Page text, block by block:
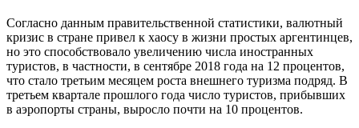
Согласно данным правительственной статистики, валютный
кризис в стране привел к хаосу в жизни простых аргентинцев,
но это способствовало увеличению числа иностранных
туристов, в частности, в сентябре 2018 года на 12 процентов,
что стало третьим месяцем роста внешнего туризма подряд. В
третьем квартале прошлого года число туристов, прибывших
в аэропорты страны, выросло почти на 10 процентов.